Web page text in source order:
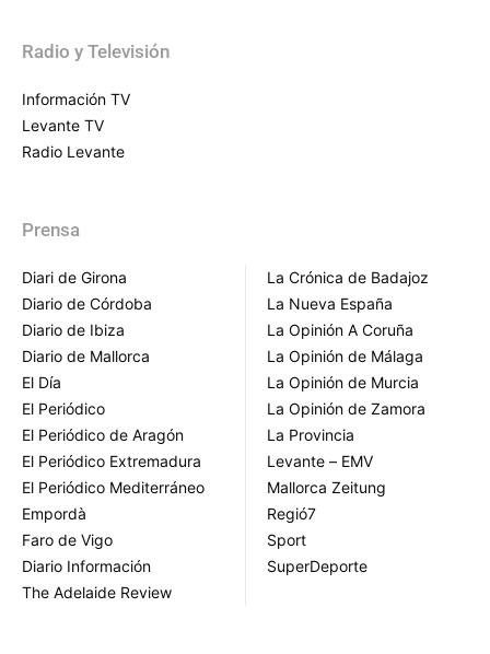
Radio y Televisión
Información TV
Levante TV
Radio Levante
Prensa
Diari de Girona
Diario de Córdoba
Diario de Ibiza
Diario de Mallorca
El Día
El Periódico
El Periódico de Aragón
El Periódico Extremadura
El Periódico Mediterráneo
Empordà
Faro de Vigo
Diario Información
The Adelaide Review
La Crónica de Badajoz
La Nueva España
La Opinión A Coruña
La Opinión de Málaga
La Opinión de Murcia
La Opinión de Zamora
La Provincia
Levante – EMV
Mallorca Zeitung
Regió7
Sport
SuperDeporte